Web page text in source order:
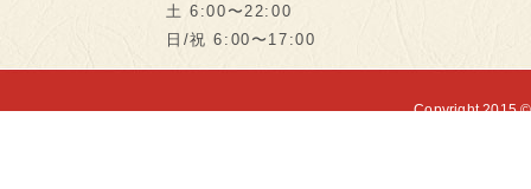
土 6:00〜22:00
日/祝 6:00〜17:00
Copyright 2015